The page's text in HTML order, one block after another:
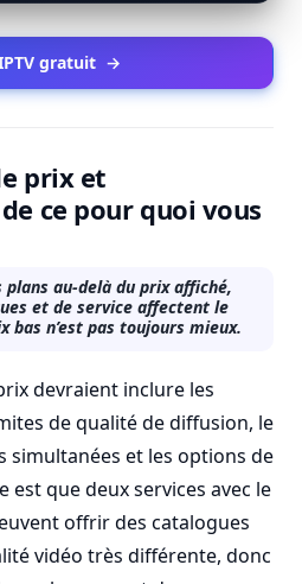
gratuit →
prix et
ce pour quoi vous
au-delà du prix affiché,
et de service affectent le
bas n’est pas toujours mieux.
devraient inclure les
de qualité de diffusion, le
simultanées et les options de
est que deux services avec le
offrir des catalogues
vidéo très différente, donc